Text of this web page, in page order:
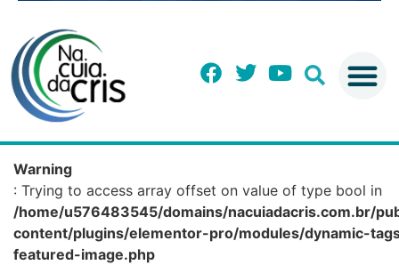
Warning
: Trying to access array offset on value of type bool in
/home/u576483545/domains/nacuiadacris.com.br/
content/plugins/elementor-pro/modules/dynamic-
featured-image.php